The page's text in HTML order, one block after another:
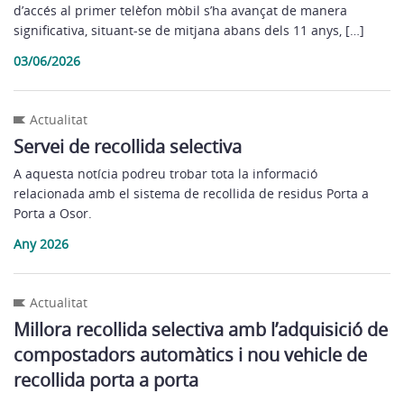
d’accés al primer telèfon mòbil s’ha avançat de manera
significativa, situant-se de mitjana abans dels 11 anys, […]
03/06/2026
Actualitat
Servei de recollida selectiva
A aquesta notícia podreu trobar tota la informació
relacionada amb el sistema de recollida de residus Porta a
Porta a Osor.
Any 2026
Actualitat
Millora recollida selectiva amb l’adquisició de
compostadors automàtics i nou vehicle de
recollida porta a porta